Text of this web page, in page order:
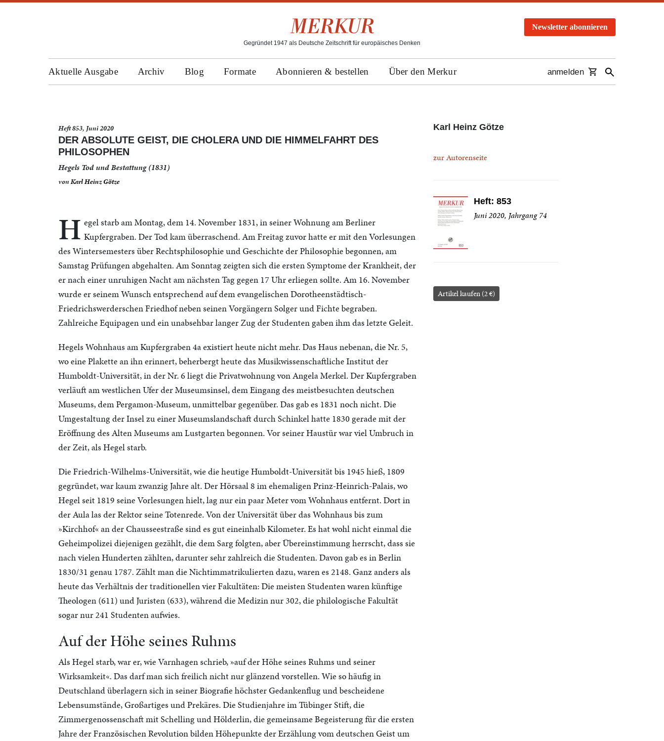
Gegründet 1947 als Deutsche Zeitschrift für europäisches Denken
Newsletter abonnieren
Aktuelle Ausgabe Archiv Blog Formate Abonnieren & bestellen Über den Merkur anmelden
Heft 853, Juni 2020
DER ABSOLUTE GEIST, DIE CHOLERA UND DIE HIMMELFAHRT DES
PHILOSOPHEN
Hegels Tod und Bestattung (1831)
vonKarl Heinz Götze
H egel starb am Montag, dem 14. November 1831, in seiner Wohnung am Berliner
Kupfergraben. Der Tod kam überraschend. Am Freitag zuvor hatte er mit den Vorlesungen
des Wintersemesters über Rechtsphilosophie und Geschichte der Philosophie begonnen, am
Samstag Prüfungen abgehalten. Am Sonntag zeigten sich die ersten Symptome der Krankheit, der
er nach einer unruhigen Nacht am nächsten Tag gegen 17 Uhr erliegen sollte. Am 16. November
wurde er seinem Wunsch entsprechend auf dem evangelischen Dorotheenstädtisch-
Friedrichswerderschen Friedhof neben seinen Vorgängern Solger und Fichte begraben.
Zahlreiche Equipagen und ein unabsehbar langer Zug der Studenten gaben ihm das letzte Geleit.
Hegels Wohnhaus am Kupfergraben 4a existiert heute nicht mehr. Das Haus nebenan, die Nr. 5,
wo eine Plakette an ihn erinnert, beherbergt heute das Musikwissenschaftliche Institut der
Humboldt-Universität, in der Nr. 6 liegt die Privatwohnung von Angela Merkel. Der Kupfergraben
verläuft am westlichen Ufer der Museumsinsel, dem Eingang des meistbesuchten deutschen
Museums, dem Pergamon-Museum, unmittelbar gegenüber. Das gab es 1831 noch nicht. Die
Umgestaltung der Insel zu einer Museumslandschaft durch Schinkel hatte 1830 gerade mit der
Eröffnung des Alten Museums am Lustgarten begonnen. Vor seiner Haustür war viel Umbruch in
der Zeit, als Hegel starb.
Die Friedrich-Wilhelms-Universität, wie die heutige Humboldt-Universität bis 1945 hieß, 1809
gegründet, war kaum zwanzig Jahre alt. Der Hörsaal 8 im ehemaligen Prinz-Heinrich-Palais, wo
Hegel seit 1819 seine Vorlesungen hielt, lag nur ein paar Meter vom Wohnhaus entfernt. Dort in
der Aula las der Rektor seine Totenrede. Von der Universität über das Wohnhaus bis zum
»Kirchhof« an der Chausseestraße sind es gut eineinhalb Kilometer. Es hat wohl nicht einmal die
Geheimpolizei diejenigen gezählt, die dem Sarg folgten, aber Übereinstimmung herrscht, dass sie
nach vielen Hunderten zählten, darunter sehr zahlreich die Studenten. Davon gab es in Berlin
1830/31 genau 1787. Zählt man die Nichtimmatrikulierten dazu, waren es 2148. Ganz anders als
heute das Verhältnis der traditionellen vier Fakultäten: Die meisten Studenten waren künftige
Theologen (611) und Juristen (633), während die Medizin nur 302, die philologische Fakultät
sogar nur 241 Studenten aufwies.
Auf der Höhe seines Ruhms
Als Hegel starb, war er, wie Varnhagen schrieb, »auf der Höhe seines Ruhms und seiner
Wirksamkeit«. Das darf man sich freilich nicht nur glänzend vorstellen. Wie so häufig in
Deutschland überlagern sich in seiner Biografie höchster Gedankenflug und bescheidene
Lebensumstände, Großartiges und Prekäres. Die Studienjahre im Tübinger Stift, die
Zimmergenossenschaft mit Schelling und Hölderlin, die gemeinsame Begeisterung für die ersten
Jahre der Französischen Revolution bilden Höhepunkte der Erzählung vom deutschen Geist um
Karl Heinz Götze
zur Autorenseite
Heft: 853
Juni 2020, Jahrgang 74
Artikel kaufen (2 €)